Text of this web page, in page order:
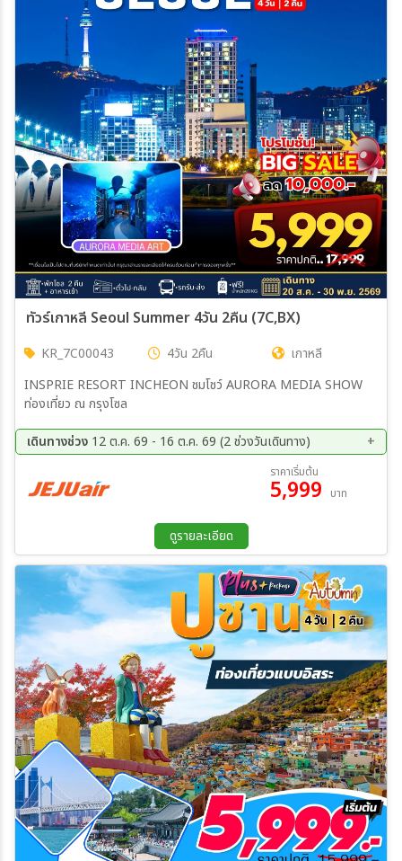
ทัวร์เกาหลี Seoul Summer 4วัน 2คืน (7C,BX)
KR_7C00043 4วัน 2คืน
เกาหลี
INSPRIE RESORT INCHEON ชมโชว์ AURORA MEDIA SHOW
ท่องเที่ยว ณ กรุงโซล
เดินทางช่วง 12 ต.ค. 69 - 16 ต.ค. 69 (2 ช่วงวันเดินทาง)
13 ต.ค. 69 - 16 ต.ค. 69
ราคาเริ่มต้น
5,999 บาท
ดูรายละเอียด